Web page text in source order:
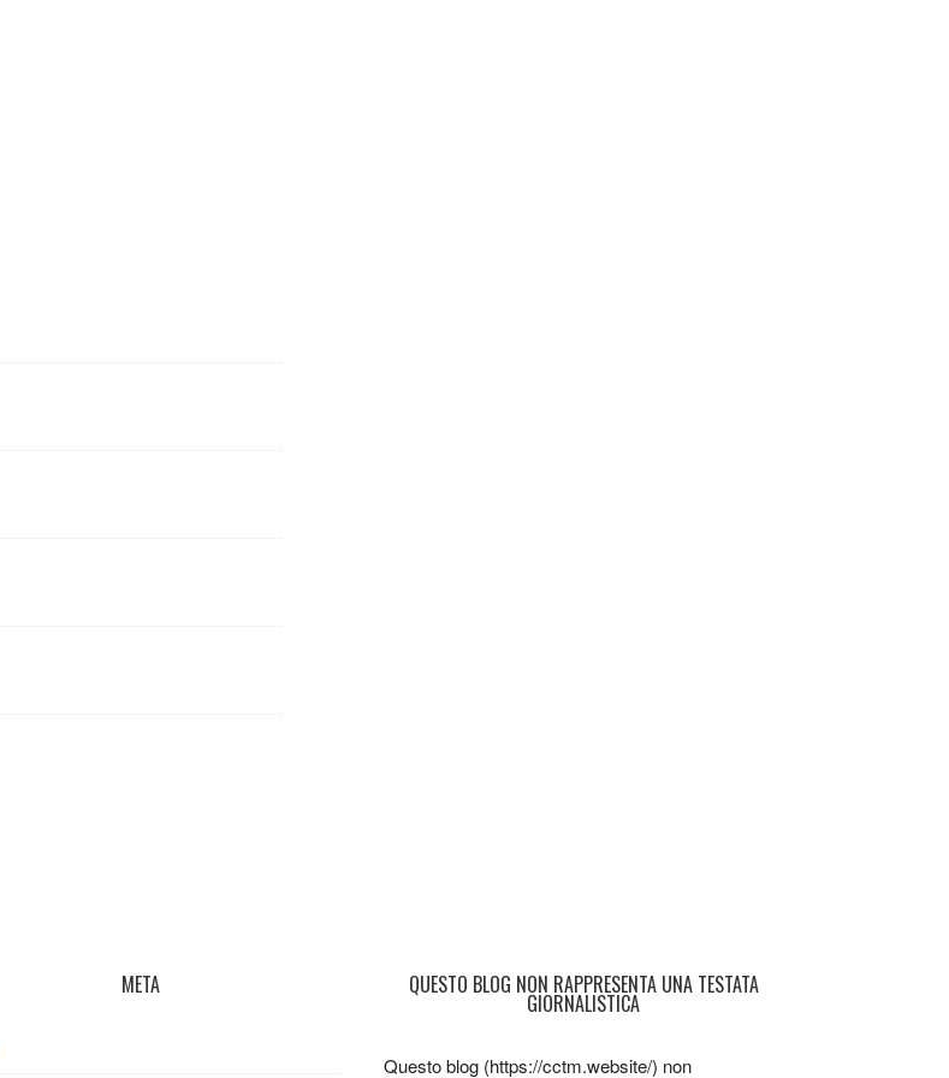
META QUESTO BLOG NON RAPPRESENTA UNA TESTATA
GIORNALISTICA
Questo blog (https://cctm.website/) non